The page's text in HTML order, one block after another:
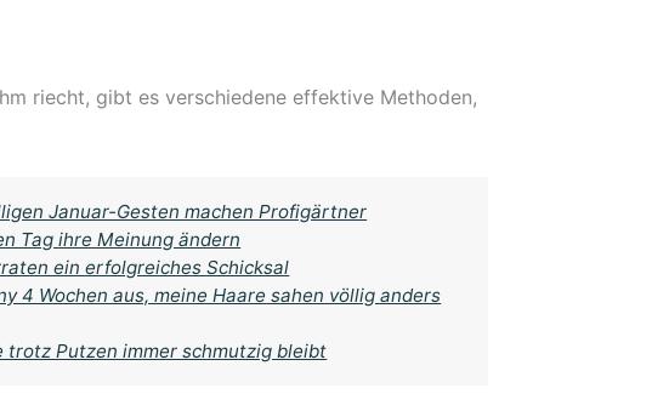
riecht, gibt es verschiedene effektive Methoden,
Januar-Gesten machen Profigärtner
Tag ihre Meinung ändern
ein erfolgreiches Schicksal
4 Wochen aus, meine Haare sahen völlig anders
trotz Putzen immer schmutzig bleibt